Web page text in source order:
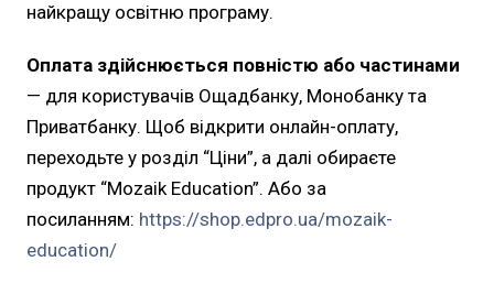
найкращу освітню програму.
Оплата здійснюється повністю або частинами
— для користувачів Ощадбанку, Монобанку та
Приватбанку. Щоб відкрити онлайн-оплату,
переходьте у розділ “Ціни”, а далі обираєте
продукт “Mozaik Education”. Або за
посиланням: https://shop.edpro.ua/mozaik-
education/